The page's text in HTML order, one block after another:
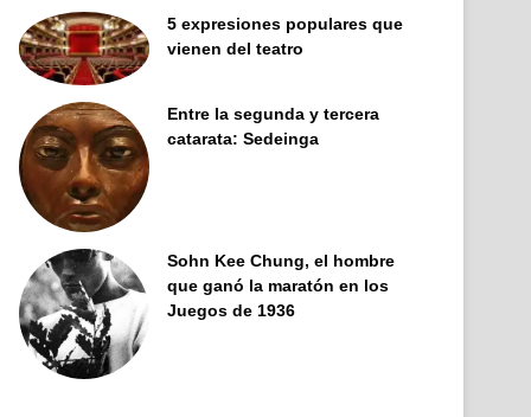
5 expresiones populares que
vienen del teatro
Entre la segunda y tercera
catarata: Sedeinga
Sohn Kee Chung, el hombre
que ganó la maratón en los
Juegos de 1936